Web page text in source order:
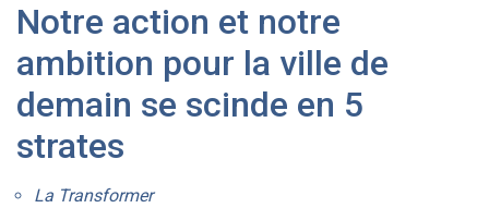
Notre action et notre
ambition pour la ville de
demain se scinde en 5
strates
La Transformer